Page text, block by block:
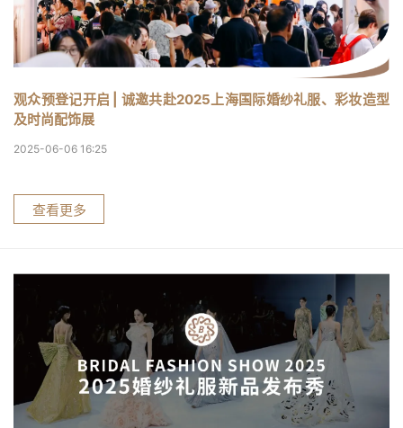
观众预登记开启 | 诚邀共赴2025上海国际婚纱礼服、彩妆造型
及时尚配饰展
2025-06-06 16:25
查看更多